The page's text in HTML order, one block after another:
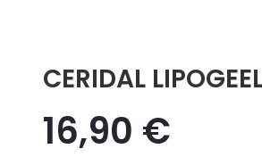
CERIDAL
16,90 €